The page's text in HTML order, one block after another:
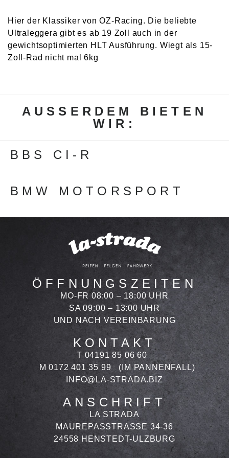
Hier der Klassiker von OZ-Racing. Die beliebte
Ultraleggera gibt es ab 19 Zoll auch in der
gewichtsoptimierten HLT Ausführung. Wiegt als 15-
Zoll-Rad nicht mal 6kg
AUSSERDEM BIETEN W
IR:
Beitragsnavigation
BBS CI-R
BMW MOTORSPORT
ÖFFNUNGSZEITEN
MO-FR 08:00 – 18:00 UHR
SA 09:00 – 13:00 UHR
UND NACH VEREINBARUNG
KONTAKT
T 04191 85 06 60
M 0172 401 35 99
(IM PANNENFALL)
INFO@LA-STRADA.BIZ
ANSCHRIFT
LA STRADA
MAUREPASSTRASSE 34-36
24558 HENSTEDT-ULZBURG